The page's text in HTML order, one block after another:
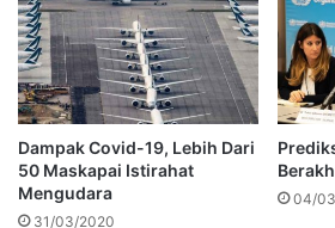
Dampak Covid-19, Lebih Dari
50 Maskapai Istirahat
Mengudara
31/03/2020
04/